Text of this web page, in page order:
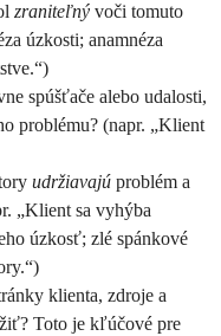
zraniteľný voči tomuto
úzkosti; anamnéza
spúšťače alebo udalosti,
problému? (napr. „Klient
udržiavajú problém a
„Klient sa vyhýba
úzkosť; zlé spánkové
klienta, zdroje a
Toto je kľúčové pre